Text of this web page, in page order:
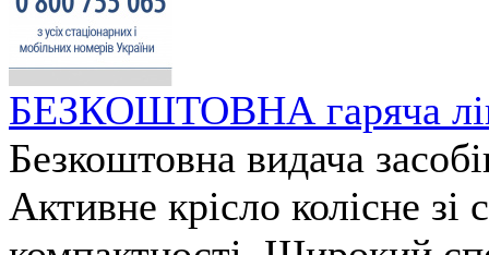
БЕЗКОШТОВНА гаряча
Безкоштовна видача
Активне крісло колісне